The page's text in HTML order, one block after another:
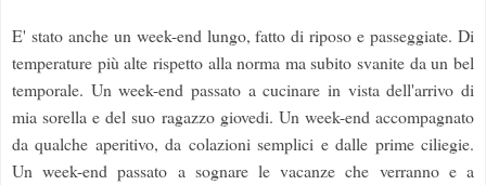
E' stato anche un week-end lungo, fatto di riposo e passeggiate. Di
temperature più alte rispetto alla norma ma subito svanite da un bel
temporale. Un week-end passato a cucinare in vista dell'arrivo di
mia sorella e del suo ragazzo giovedi. Un week-end accompagnato
da qualche aperitivo, da colazioni semplici e dalle prime ciliegie.
Un week-end passato a sognare le vacanze che verranno e a